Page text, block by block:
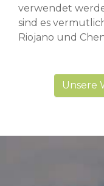
verwendet
sind es
Riojano und
Unsere